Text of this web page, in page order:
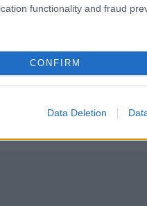
functionality and fraud
CONFIRM
Data Deletion
στοGoogle News